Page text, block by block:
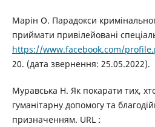
Марін О. Парадокси
приймати привілейовані
https://www.facebook.com/
20. (дата звернення: 25.05.2022).
Муравська Н. Як покарати тих,
гуманітарну допомогу та
призначенням. URL :